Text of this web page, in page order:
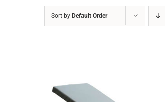
Sort by Default Order